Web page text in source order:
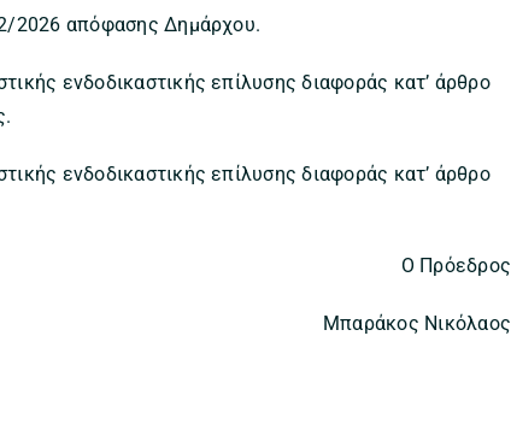
2026 απόφασης Δημάρχου.
ενδοδικαστικής επίλυσης διαφοράς κατ’ άρθρο
ενδοδικαστικής επίλυσης διαφοράς κατ’ άρθρο
Ο Πρόεδρος
Μπαράκος Νικόλαος